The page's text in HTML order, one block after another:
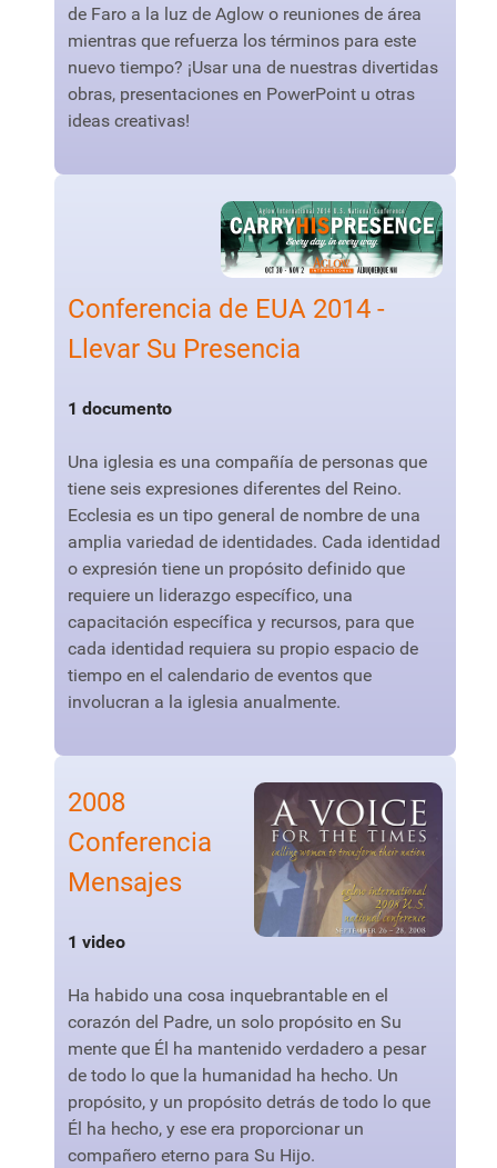
de Faro a la luz de Aglow o reuniones de área
mientras que refuerza los términos para este
nuevo tiempo? ¡Usar una de nuestras divertidas
obras, presentaciones en PowerPoint u otras
ideas creativas!
Conferencia de EUA 2014 -
Llevar Su Presencia
1 documento
Una iglesia es una compañía de personas que
tiene seis expresiones diferentes del Reino.
Ecclesia es un tipo general de nombre de una
amplia variedad de identidades. Cada identidad
o expresión tiene un propósito definido que
requiere un liderazgo específico, una
capacitación específica y recursos, para que
cada identidad requiera su propio espacio de
tiempo en el calendario de eventos que
involucran a la iglesia anualmente.
2008
Conferencia
Mensajes
1 video
Ha habido una cosa inquebrantable en el
corazón del Padre, un solo propósito en Su
mente que Él ha mantenido verdadero a pesar
de todo lo que la humanidad ha hecho. Un
propósito, y un propósito detrás de todo lo que
Él ha hecho, y ese era proporcionar un
compañero eterno para Su Hijo.